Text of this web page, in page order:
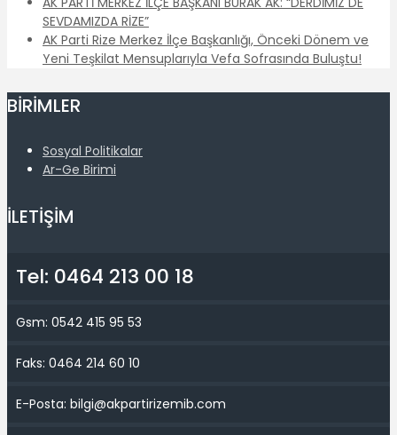
SEVDAMIZDA RİZE”
AK Parti Rize Merkez İlçe Başkanlığı, Önceki Dönem ve
Yeni Teşkilat Mensuplarıyla Vefa Sofrasında Buluştu!
BİRİMLER
Sosyal Politikalar
Ar-Ge Birimi
İLETİŞİM
Tel: 0464 213 00 18
Gsm: 0542 415 95 53
Faks: 0464 214 60 10
E-Posta: bilgi@akpartirizemib.com